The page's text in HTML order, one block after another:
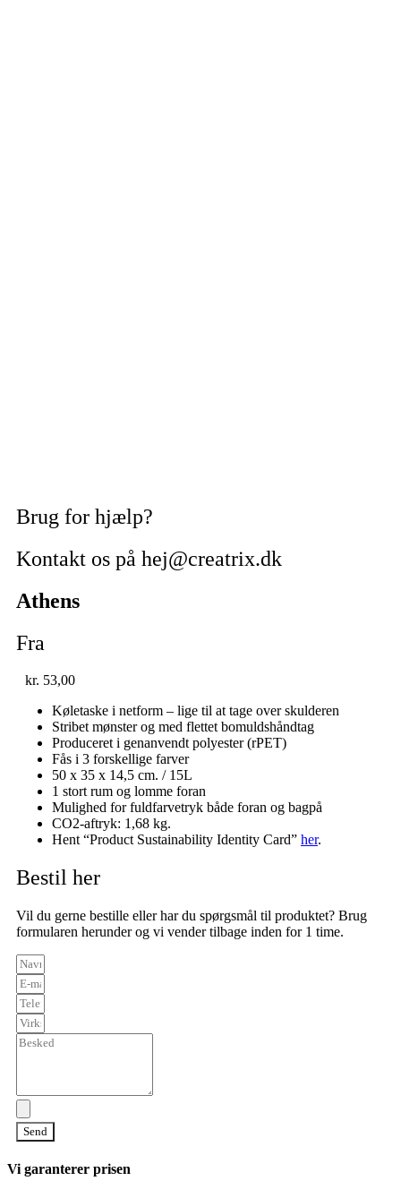
Brug for hjælp?
Kontakt os på hej@creatrix.dk
Athens
Fra
kr. 53,00
Køletaske i netform – lige til at tage over skulderen
Stribet mønster og med flettet bomuldshåndtag
Produceret i genanvendt polyester (rPET)
Fås i 3 forskellige farver
50 x 35 x 14,5 cm. / 15L
1 stort rum og lomme foran
Mulighed for fuldfarvetryk både foran og bagpå
CO2-aftryk: 1,68 kg.
Hent “Product Sustainability Identity Card” her.
Bestil her
Vil du gerne bestille eller har du spørgsmål til produktet? Brug
formularen herunder og vi vender tilbage inden for 1 time.
Send
Vi garanterer prisen